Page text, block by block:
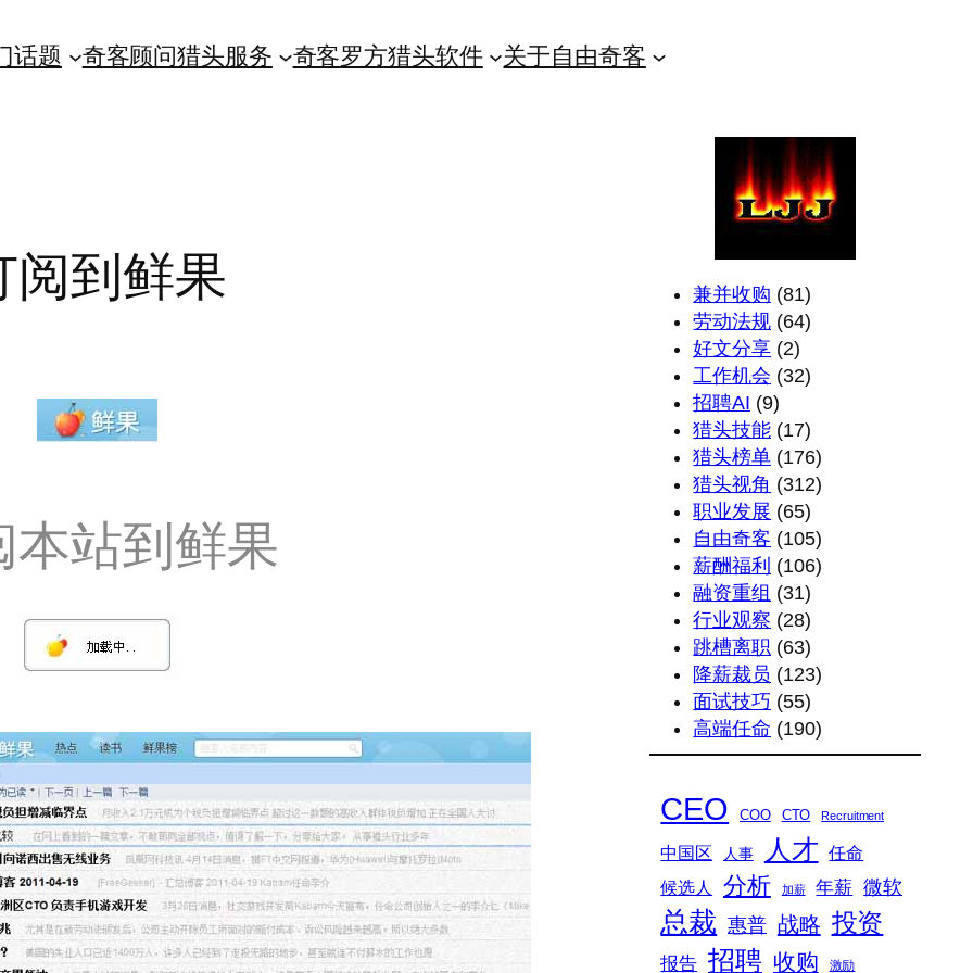
话题 奇客顾问猎头服务 奇客罗方猎头软件 关于自由奇客
阅到鲜果
本站到鲜果
兼并收购 (81)
劳动法规 (64)
好文分享 (2)
工作机会 (32)
招聘AI (9)
猎头技能 (17)
猎头榜单 (176)
猎头视角 (312)
职业发展 (65)
自由奇客 (105)
薪酬福利 (106)
融资重组 (31)
行业观察 (28)
跳槽离职 (63)
降薪裁员 (123)
面试技巧 (55)
高端任命 (190)
CEO COO CTO Recruitment
中国区 人事 人才 任命
候选人 分析 加薪 年薪 微软
总裁 惠普 战略 投资
报告 招聘 收购 激励